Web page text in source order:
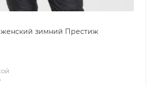
зимний Престиж